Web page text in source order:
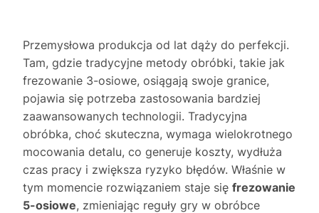
Przemysłowa produkcja od lat dąży do perfekcji.
Tam, gdzie tradycyjne metody obróbki, takie jak
frezowanie 3-osiowe, osiągają swoje granice,
pojawia się potrzeba zastosowania bardziej
zaawansowanych technologii. Tradycyjna
obróbka, choć skuteczna, wymaga wielokrotnego
mocowania detalu, co generuje koszty, wydłuża
czas pracy i zwiększa ryzyko błędów. Właśnie w
tym momencie rozwiązaniem staje się frezowanie
5-osiowe, zmieniając reguły gry w obróbce